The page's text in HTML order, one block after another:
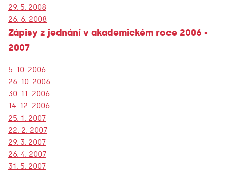
29. 5. 2008
26. 6. 2008
Zápisy z jednání v akademickém roce 2006 -
2007
5. 10. 2006
26. 10. 2006
30. 11. 2006
14. 12. 2006
25. 1. 2007
22. 2. 2007
29. 3. 2007
26. 4. 2007
31. 5. 2007